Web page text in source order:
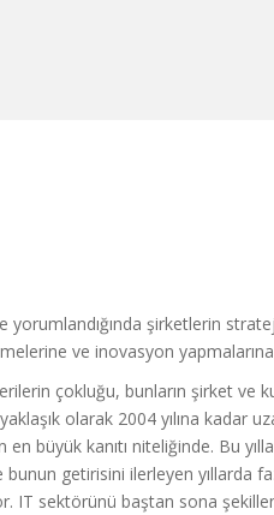
şirketlerin
ve inovasyon
çokluğu, bunların şirket ve
olarak 2004 yılına kadar
büyük kanıtı niteliğinde. Bu
bunun getirisini ilerleyen yıllarda
IT sektörünü baştan sona